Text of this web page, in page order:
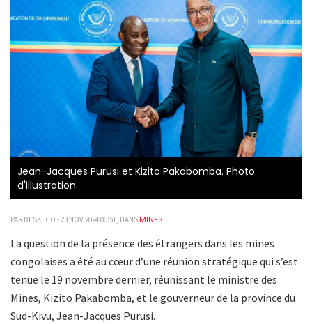
Jean-Jacques Purusi et Kizito Pakabomba. Photo
d'illustration
PAR DESKECO - 23 NOV 2024 06:51, DANS MINES
La question de la présence des étrangers dans les mines
congolaises a été au cœur d’une réunion stratégique qui s’est
tenue le 19 novembre dernier, réunissant le ministre des
Mines, Kizito Pakabomba, et le gouverneur de la province du
Sud-Kivu, Jean-Jacques Purusi.